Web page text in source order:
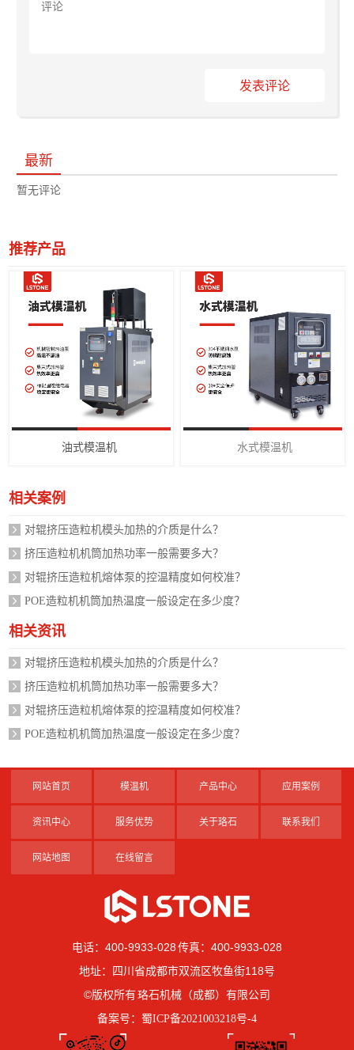
发表评论
最新
暂无评论
推荐产品
油式模温机 水式模温机
相关案例
对辊挤压造粒机模头加热的介质是什么？
挤压造粒机机筒加热功率一般需要多大？
对辊挤压造粒机熔体泵的控温精度如何校准？
POE造粒机机筒加热温度一般设定在多少度？
相关资讯
对辊挤压造粒机模头加热的介质是什么？
挤压造粒机机筒加热功率一般需要多大？
对辊挤压造粒机熔体泵的控温精度如何校准？
POE造粒机机筒加热温度一般设定在多少度？
网站首页 模温机 产品中心 应用案例
资讯中心 服务优势 关于珞石 联系我们
网站地图 在线留言
电话：400-9933-028 传真：400-9933-028
地址：四川省成都市双流区牧鱼街118号
©版权所有 珞石机械（成都）有限公司
备案号： 蜀ICP备2021003218号-4